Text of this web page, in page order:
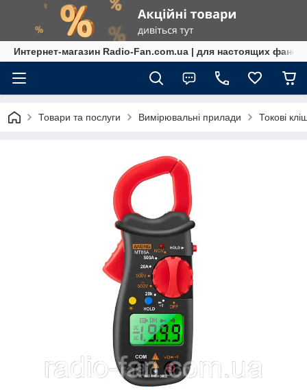
Интернет-магазин Radio-Fan.com.ua | для настоящих фанов!
Товари та послуги Вимірювальні прилади Токові